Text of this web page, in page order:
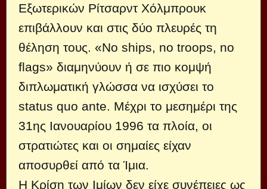
Εξωτερικών Ρίτσαρντ Χόλμπρουκ
επιβάλλουν και στις δύο πλευρές τη
θέληση τους. «No ships, no troops, no
flags» διαμηνύουν ή σε πιο κομψή
διπλωματική γλώσσα να ισχύσει το
status quo ante. Μέχρι το μεσημέρι της
31ης Ιανουαρίου 1996 τα πλοία, οι
στρατιώτες και οι σημαίες είχαν
αποσυρθεί από τα Ίμια.
Η Κρίση των Ιμίων δεν είχε συνέπειες ως